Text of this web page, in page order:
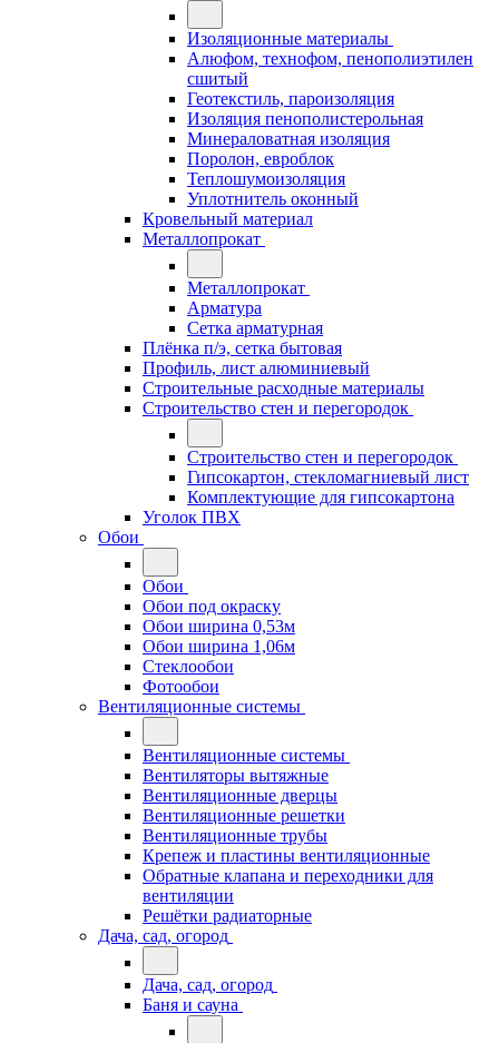
Изоляционные материалы
Алюфом, технофом, пенополиэтилен
сшитый
Геотекстиль, пароизоляция
Изоляция пенополистерольная
Минераловатная изоляция
Поролон, евроблок
Теплошумоизоляция
Уплотнитель оконный
Кровельный материал
Металлопрокат
Металлопрокат
Арматура
Сетка арматурная
Плёнка п/э, сетка бытовая
Профиль, лист алюминиевый
Строительные расходные материалы
Строительство стен и перегородок
Строительство стен и перегородок
Гипсокартон, стекломагниевый лист
Комплектующие для гипсокартона
Уголок ПВХ
Обои
Обои
Обои под окраску
Обои ширина 0,53м
Обои ширина 1,06м
Стеклообои
Фотообои
Вентиляционные системы
Вентиляционные системы
Вентиляторы вытяжные
Вентиляционные дверцы
Вентиляционные решетки
Вентиляционные трубы
Крепеж и пластины вентиляционные
Обратные клапана и переходники для
вентиляции
Решётки радиаторные
Дача, сад, огород
Дача, сад, огород
Баня и сауна